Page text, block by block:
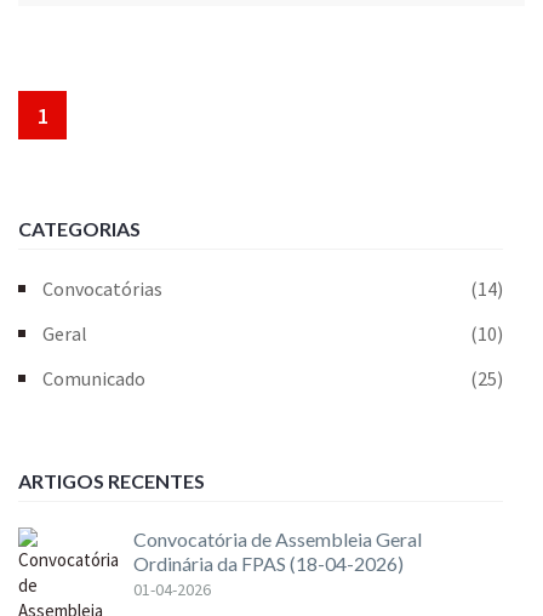
1
CATEGORIAS
Convocatórias
(14)
Geral
(10)
Comunicado
(25)
ARTIGOS RECENTES
Convocatória de Assembleia Geral
Ordinária da FPAS (18-04-2026)
01-04-2026